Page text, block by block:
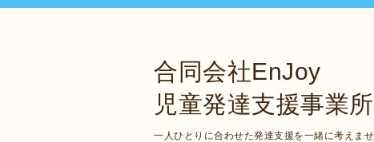
合同会社EnJoy
児童発達支援事業
一人ひとりに合わせた発達支援を一緒に考えませ